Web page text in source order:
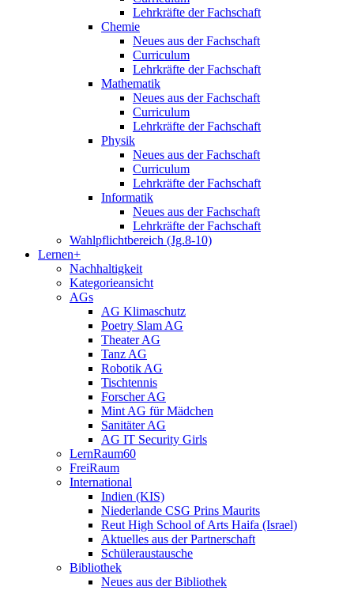
Lehrkräfte der Fachschaft
Chemie
Neues aus der Fachschaft
Curriculum
Lehrkräfte der Fachschaft
Mathematik
Neues aus der Fachschaft
Curriculum
Lehrkräfte der Fachschaft
Physik
Neues aus der Fachschaft
Curriculum
Lehrkräfte der Fachschaft
Informatik
Neues aus der Fachschaft
Lehrkräfte der Fachschaft
Wahlpflichtbereich (Jg.8-10)
Lernen+
Nachhaltigkeit
Kategorieansicht
AGs
AG Klimaschutz
Poetry Slam AG
Theater AG
Tanz AG
Robotik AG
Tischtennis
Forscher AG
Mint AG für Mädchen
Sanitäter AG
AG IT Security Girls
LernRaum60
FreiRaum
International
Indien (KIS)
Niederlande CSG Prins Maurits
Reut High School of Arts Haifa (Israel)
Aktuelles aus der Partnerschaft
Schüleraustausche
Bibliothek
Neues aus der Bibliothek